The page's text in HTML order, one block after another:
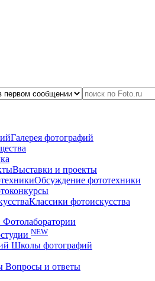
Галерея фотографий
Выставки и проекты
Обсуждение фототехники
Классики фотоискусства
Фотолаборатории
NEW
Школы фотографий
Вопросы и ответы